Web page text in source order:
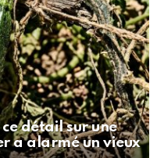
détail sur une
a alarmé un vieux